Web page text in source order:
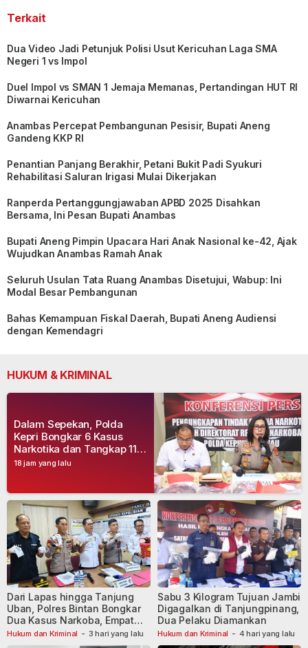
Terkait
Dua Video Jadi Petunjuk Polisi Usut Kericuhan Laga SMA
Negeri 1 vs Impol
Duel Impol vs SMAN 1 Jemaja Memanas, Pertandingan HUT RI
Diwarnai Kericuhan
Anambas Percepat Pembangunan Pesisir, Bupati Aneng
Gandeng KKP RI
Penantian Panjang Berakhir, Petani Bukit Padi Syukuri
Rehabilitasi Saluran Irigasi Mulai Dikerjakan
Ranperda Pertanggungjawaban APBD 2025 Disahkan
Bersama, Ini Pesan Bupati Anambas
Bupati Aneng Pimpin Upacara Hari Anak Nasional ke-42, Ajak
Wujudkan Anambas Ramah Anak
Seluruh Usulan Tata Ruang Anambas Disetujui, Wabup: Ini
Modal Besar Pembangunan
Bahas Kemampuan Fiskal Daerah, Bupati Aneng Audiensi
dengan Kemendagri
HUKUM & KRIMINAL
18 jam yang lalu
Dalam Sepekan, Polda
Kepri Bongkar 6 Kasus
Narkotika dan Tangkap 11
Tersangka
Hukum dan Kriminal - 3 hari yang lalu
Dari Lapas hingga Tanjung
Uban, Polres Bintan Bongkar
Dua Kasus Narkoba, Empat
Tersangka Dibekuk
Hukum dan Kriminal - 4 hari yang lalu
Sabu 3 Kilogram Tujuan Jambi
Digagalkan di Tanjungpinang,
Dua Pelaku Diamankan